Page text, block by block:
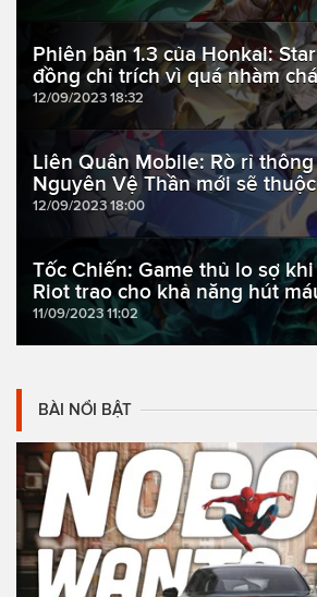
Phiên bản 1.3 của Honkai:
đồng chỉ trích vì quá nhàm
12/09/2023 18:32
Liên Quân Mobile: Rò rỉ
Nguyên Vệ Thần mới sẽ
12/09/2023 18:00
Tốc Chiến: Game thủ lo sợ
Riot trao cho khả năng hút
11/09/2023 11:02
BÀI NỔI BẬT